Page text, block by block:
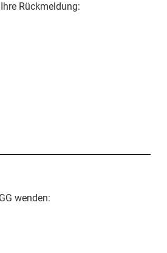
Rückmeldung:
wenden: